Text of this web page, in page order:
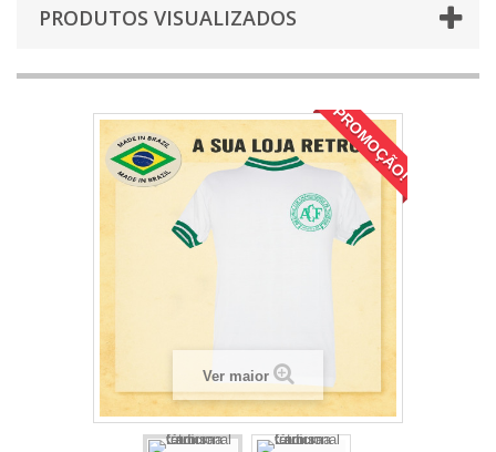
PRODUTOS VISUALIZADOS
PROMOÇÃO!
Ver maior